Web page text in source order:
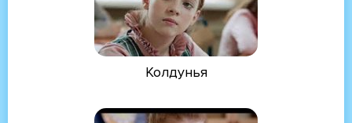
Колдунья